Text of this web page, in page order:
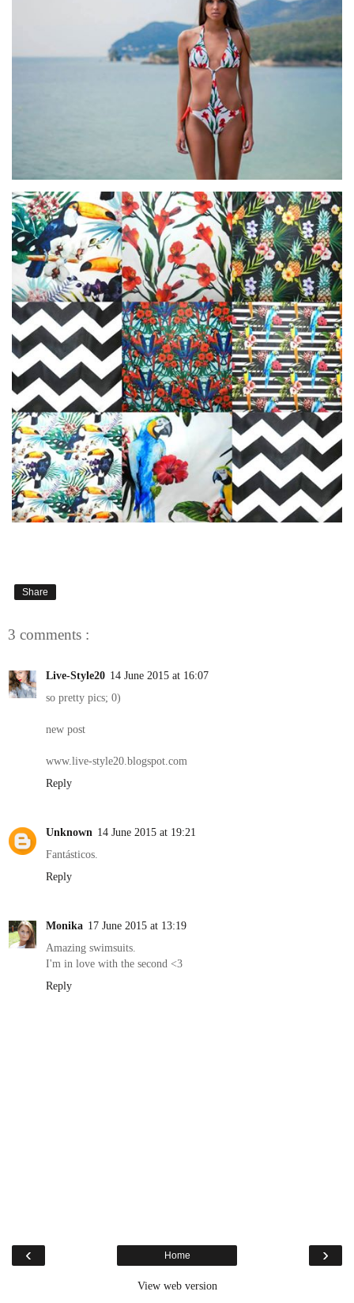
Share
3 comments :
Live-Style20 14 June 2015 at 16:07
so pretty pics; 0)
new post
www.live-style20.blogspot.com
Reply
Unknown 14 June 2015 at 19:21
Fantásticos.
Reply
Monika 17 June 2015 at 13:19
Amazing swimsuits.
I'm in love with the second <3
Reply
‹ ›
Home
View web version